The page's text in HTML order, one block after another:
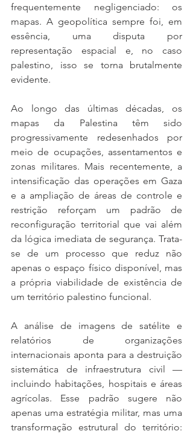
frequentemente negligenciado: os
mapas. A geopolítica sempre foi, em
essência, uma disputa por
representação espacial e, no caso
palestino, isso se torna brutalmente
evidente.
Ao longo das últimas décadas, os
mapas da Palestina têm sido
progressivamente redesenhados por
meio de ocupações, assentamentos e
zonas militares. Mais recentemente, a
intensificação das operações em Gaza
e a ampliação de áreas de controle e
restrição reforçam um padrão de
reconfiguração territorial que vai além
da lógica imediata de segurança. Trata-
se de um processo que reduz não
apenas o espaço físico disponível, mas
a própria viabilidade de existência de
um território palestino funcional.
A análise de imagens de satélite e
relatórios de organizações
internacionais aponta para a destruição
sistemática de infraestrutura civil —
incluindo habitações, hospitais e áreas
agrícolas. Esse padrão sugere não
apenas uma estratégia militar, mas uma
transformação estrutural do território: